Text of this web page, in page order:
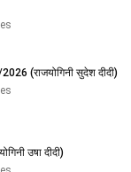
मगन - 17/1/2026 (राजयोगिनी सुदेश दीदी)
उषा दीदी)